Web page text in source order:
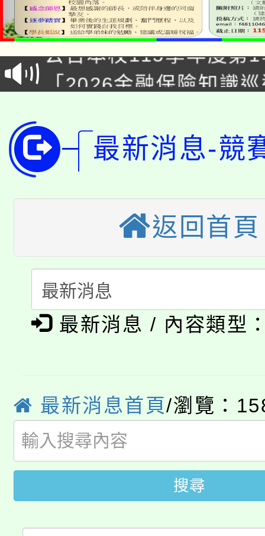
淨零綠領人才培育課程
公告本校115學年度第
代理(課)教師甄選結果
「2026金融保險知識
生本土語及新住民語歌
公告本校115學年度第
代理(課)教師甄選結果(
公告本校115學年度第
代理(課)教師甄選結果(
轉知中國文化大學推廣
《TA101》溝通分析基
程，歡迎學生輔導中心
心理、諮商輔導、社會
系所師生報名參加。
轉知苗栗縣政府辦理
縣市「校園短影音徵選
門員」簡章及活動海報
踴躍報名參加。
桃園市115學年度學生
要點
「桃園市補助參觀特色
展演活動實施計畫」
淨零綠領人才培育課程
公告本校115學年度第
車」活動
桃園市115學年度學生
生本土語及新住民語歌
公告本校115學年度第
代理(課)教師甄選結果(
公告本校115學年度第
代理(課)教師甄選結果
轉知中國文化大學推廣
《TA101》溝通分析基
最新消息-競
返回首頁
最新消息 / 內容類型
最新消息首頁/瀏覽：
搜尋